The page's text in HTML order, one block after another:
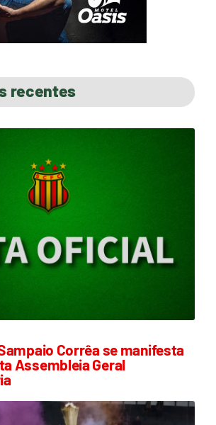
recentes
Corrêa se manifesta
Assembleia Geral